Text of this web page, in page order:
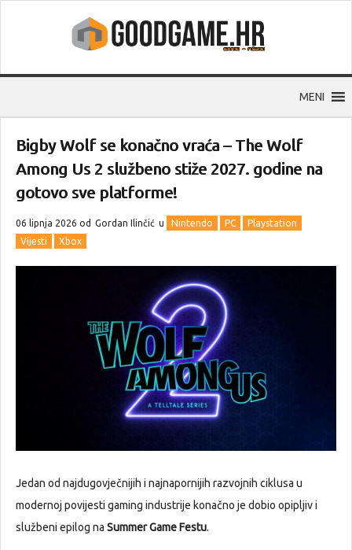
MENI
Bigby Wolf se konačno vraća – The Wolf
Among Us 2 službeno stiže 2027. godine na
gotovo sve platforme!
06 lipnja 2026 od Gordan Ilinčić u Nintendo PC
Playstation
Vijesti
Xbox
Jedan od najdugovječnijih i najnapornijih razvojnih ciklusa u
modernoj povijesti gaming industrije konačno je dobio opipljiv i
službeni epilog na Summer Game Festu.